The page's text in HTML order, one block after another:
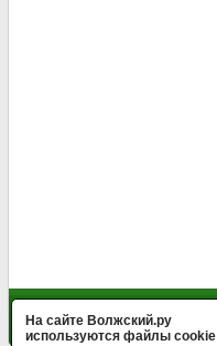
На сайте Волжский.ру
используются файлы cookie